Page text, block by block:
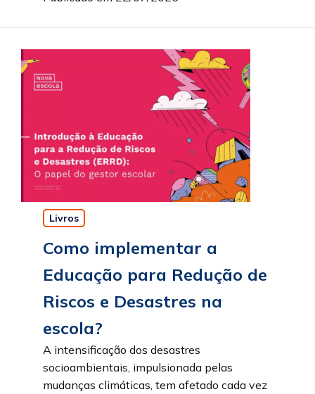
Livros
Como implementar a
Educação para Redução de
Riscos e Desastres na
escola?
A intensificação dos desastres
socioambientais, impulsionada pelas
mudanças climáticas, tem afetado cada vez